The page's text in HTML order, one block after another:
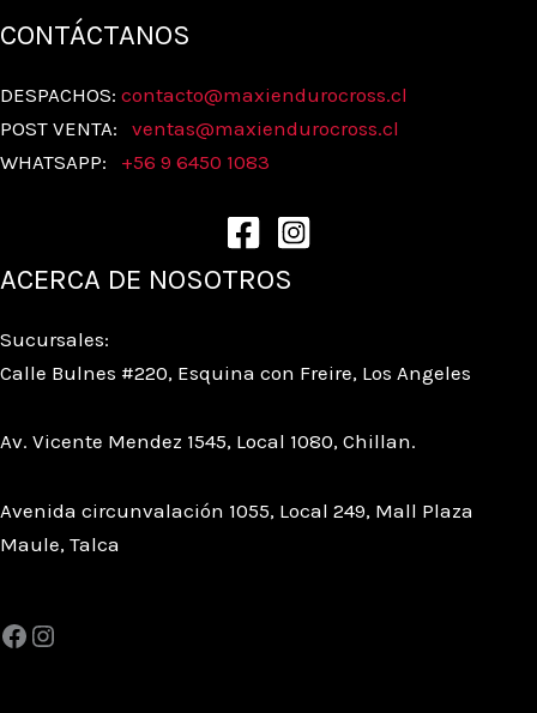
CONTÁCTANOS
DESPACHOS: contacto@maxiendurocross.cl
POST VENTA: ventas@maxiendurocross.cl
WHATSAPP: +56 9 6450 1083
ACERCA DE NOSOTROS
Sucursales:
Calle Bulnes #220, Esquina con Freire, Los Angeles
Av. Vicente Mendez 1545, Local 1080, Chillan.
Avenida circunvalación 1055, Local 249, Mall Plaza
Maule, Talca